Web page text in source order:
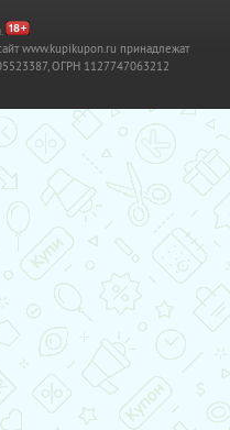
www.kupikupon.ru принадлежат
ОГРН 1127747063212